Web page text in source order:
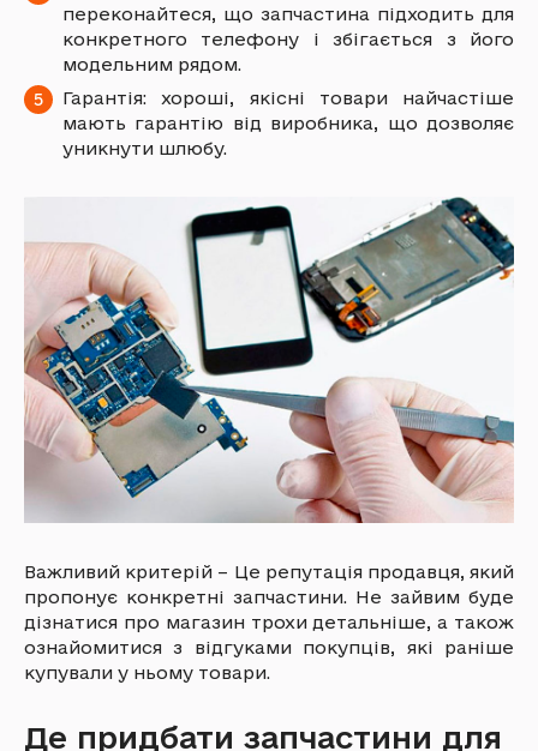
переконайтеся, що запчастина підходить для
конкретного телефону і збігається з його
модельним рядом.
Гарантія: хороші, якісні товари найчастіше
мають гарантію від виробника, що дозволяє
уникнути шлюбу.
Важливий критерій – Це репутація продавця, який
пропонує конкретні запчастини. Не зайвим буде
дізнатися про магазин трохи детальніше, а також
ознайомитися з відгуками покупців, які раніше
купували у ньому товари.
Де придбати запчастини для